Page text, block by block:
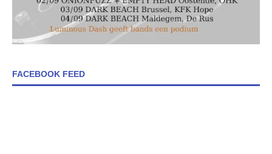
FACEBOOK FEED